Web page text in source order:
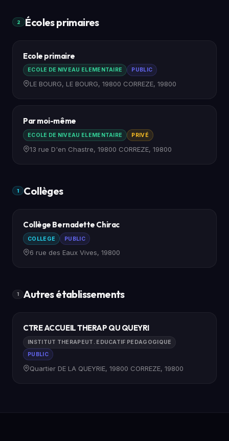
2 Écoles primaires
Ecole primaire
ECOLE DE NIVEAU ELEMENTAIRE PUBLIC
LE BOURG, LE BOURG, 19800 CORREZE, 19800
Par moi-même
ECOLE DE NIVEAU ELEMENTAIRE PRIVÉ
13 rue D'en Chastre, 19800 CORREZE, 19800
1 Collèges
Collège Bernadette Chirac
COLLEGE PUBLIC
6 rue des Eaux Vives, 19800
1 Autres établissements
CTRE ACCUEIL THERAP QU QUEYRI
INSTITUT THERAPEUT. EDUCATIF PEDAGOGIQUE
PUBLIC
Quartier DE LA QUEYRIE, 19800 CORREZE, 19800